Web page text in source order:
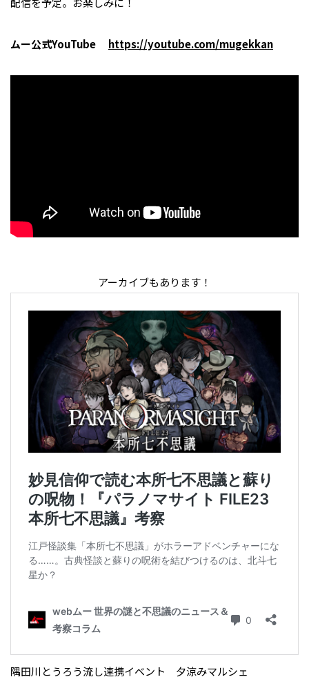
ムー公式YouTube https://youtube.com/mugekkan
アーカイブもあります！
隅田川とうろう流し連携イベント 夕涼みマルシェ